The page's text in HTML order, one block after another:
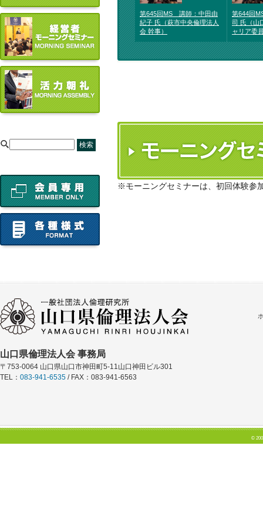
第645回MS 講師：中田由
紀子 氏（萩市中央倫理法人
会 幹事）
第644回
司 氏（山
ャリア委
※モーニングセミナーは、初回体験参
[
山口県倫理法人会 事務局
〒753-0064 山口県山口市神田町5-11山口神田ビル301
TEL： 083-941-6535 / FAX：083-941-6563
©